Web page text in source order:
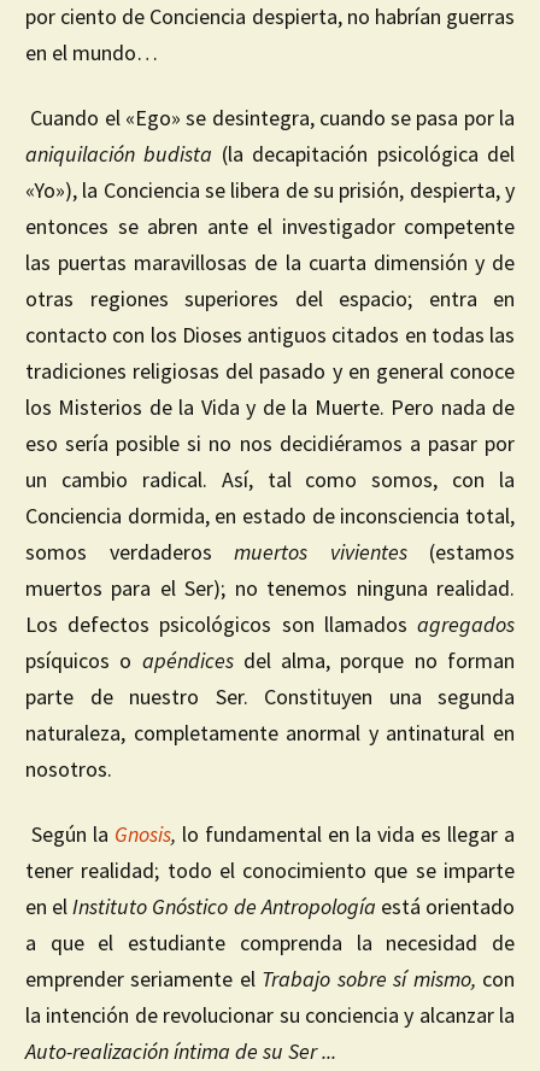
por ciento de Conciencia despierta, no habrían guerras
en el mundo…
Cuando el «Ego» se desintegra, cuando se pasa por la
aniquilación budista (la decapitación psicológica del
«Yo»), la Conciencia se libera de su prisión, despierta, y
entonces se abren ante el investigador competente
las puertas maravillosas de la cuarta dimensión y de
otras regiones superiores del espacio; entra en
contacto con los Dioses antiguos citados en todas las
tradiciones religiosas del pasado y en general conoce
los Misterios de la Vida y de la Muerte. Pero nada de
eso sería posible si no nos decidiéramos a pasar por
un cambio radical. Así, tal como somos, con la
Conciencia dormida, en estado de inconsciencia total,
somos verdaderos muertos vivientes (estamos
muertos para el Ser); no tenemos ninguna realidad.
Los defectos psicológicos son llamados agregados
psíquicos o apéndices del alma, porque no forman
parte de nuestro Ser. Constituyen una segunda
naturaleza, completamente anormal y antinatural en
nosotros.
Según la Gnosis, lo fundamental en la vida es llegar a
tener realidad; todo el conocimiento que se imparte
en elInstituto Gnóstico de Antropología está orientado
a que el estudiante comprenda la necesidad de
emprender seriamente el Trabajo sobre sí mismo, con
la intención de revolucionar su conciencia y alcanzar la
Auto-realización íntima de su Ser...